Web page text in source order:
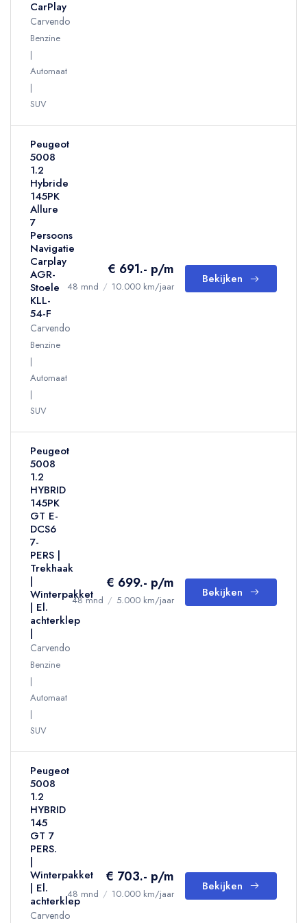
CarPlay
Carvendo
Benzine
Automaat
SUV
Peugeot
5008
1.2
Hybride
145PK
Allure
7
Persoons
Navigatie
Carplay
AGR-
Stoele
KLL-
54-F
Carvendo
Benzine
Automaat
SUV
€ 691.- p/m
48 mnd / 10.000 km/jaar
Bekijken
Peugeot
5008
1.2
HYBRID
145PK
GT E-
DCS6
7-
PERS |
Trekhaak
|
Winterpakket
| El.
achterklep
|
Carvendo
Benzine
Automaat
SUV
€ 699.- p/m
48 mnd / 5.000 km/jaar
Bekijken
Peugeot
5008
1.2
HYBRID
145
GT 7
PERS.
|
Winterpakket
| El.
achterklep
Carvendo
€ 703.- p/m
48 mnd / 10.000 km/jaar
Bekijken